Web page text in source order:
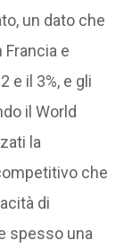
un dato che
e
e il 3%, e gli
il World
la
che
di
spesso una